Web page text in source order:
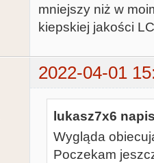
mniejszy niż w
kiepskiej jakości
2022-04-01
lukasz7x6
Wygląda
Poczekam